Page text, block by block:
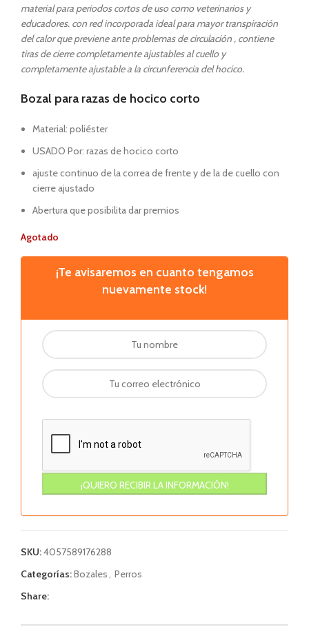
material para periodos cortos de uso como veterinarios y
educadores. con red incorporada ideal para mayor transpiración
del calor que previene ante problemas de circulación , contiene
tiras de cierre completamente ajustables al cuello y
completamente ajustable a la circunferencia del hocico.
Bozal para razas de hocico corto
Material: poliéster
USADO Por: razas de hocico corto
ajuste continuo de la correa de frente y de la de cuello con
cierre ajustado
Abertura que posibilita dar premios
Agotado
¡Te avisaremos en cuanto tengamos
nuevamente stock!
SKU:4057589176288
Categorías:Bozales, Perros
Share: